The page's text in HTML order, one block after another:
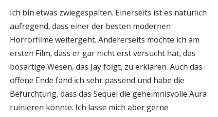
Ich bin etwas zwiegespalten. Einerseits ist es natürlich
aufregend, dass einer der besten modernen
Horrorfilme weitergeht. Andererseits mochte ich am
ersten Film, dass er gar nicht erst versucht hat, das
bösartige Wesen, das Jay folgt, zu erklären. Auch das
offene Ende fand ich sehr passend und habe die
Befürchtung, dass das Sequel die geheimnisvolle Aura
ruinieren könnte. Ich lasse mich aber gerne